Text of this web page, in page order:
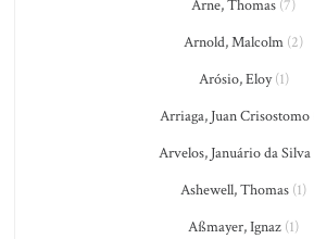
Arne, Thomas (7)
Arnold, Malcolm (2)
Arósio, Eloy(1)
Arriaga, Juan Crisostomo
Arvelos, Januário da Silva
Ashewell, Thomas (1)
Aßmayer, Ignaz (1)